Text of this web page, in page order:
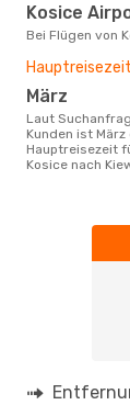
Kosice
Bei Flügen von
Hauptreisezeit
März
Laut Suchanfragen unserer
Kunden ist März
Hauptreisezeit
Kosice nach